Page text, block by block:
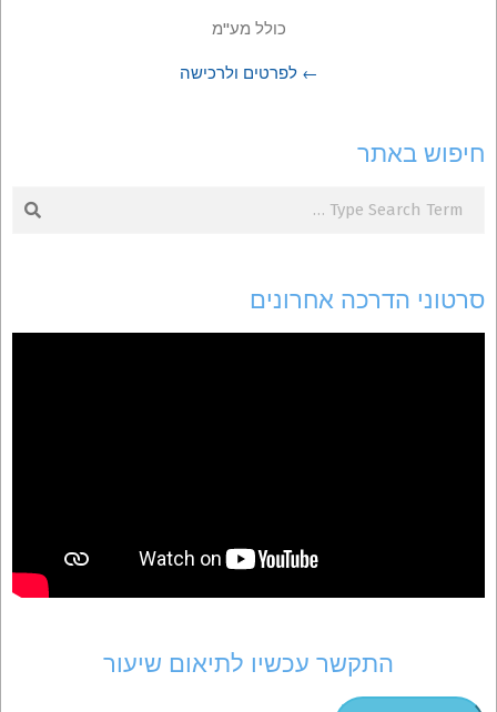
כולל מע"מ
← לפרטים ולרכישה
חיפוש באתר
סרטוני הדרכה אחרונים
התקשר עכשיו לתיאום שיעור